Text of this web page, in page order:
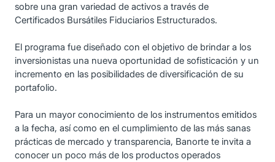
sobre una gran variedad de activos a través de
Certificados Bursátiles Fiduciarios Estructurados.
El programa fue diseñado con el objetivo de brindar a los
inversionistas una nueva oportunidad de sofisticación y un
incremento en las posibilidades de diversificación de su
portafolio.
Para un mayor conocimiento de los instrumentos emitidos
a la fecha, así como en el cumplimiento de las más sanas
prácticas de mercado y transparencia, Banorte te invita a
conocer un poco más de los productos operados